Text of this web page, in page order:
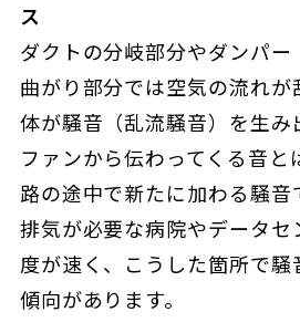
ス
ダクトの分岐部分やダンパー
曲がり部分では空気の流れが
体が騒音（乱流騒音）を生み
ファンから伝わってくる音と
路の途中で新たに加わる騒音
排気が必要な病院やデータセ
度が速く、こうした箇所で騒
傾向があります。